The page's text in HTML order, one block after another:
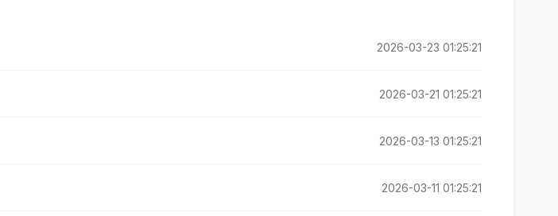
2026-03-23 01:25:21
2026-03-21 01:25:21
2026-03-13 01:25:21
2026-03-11 01:25:21